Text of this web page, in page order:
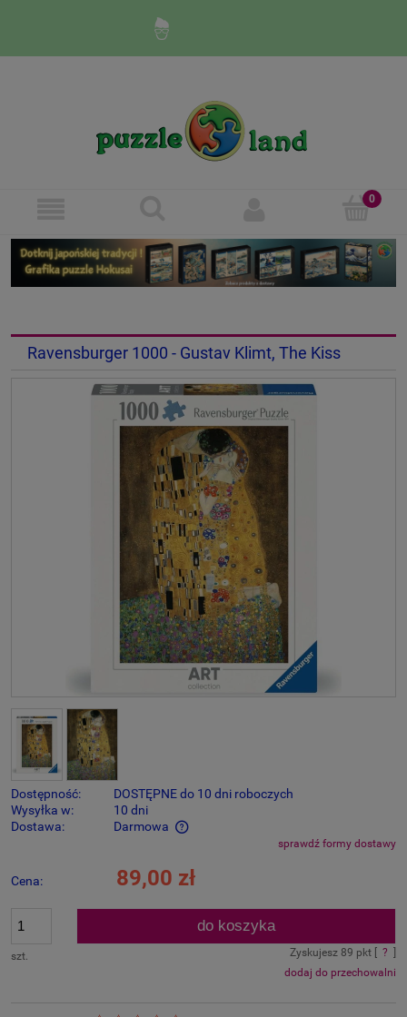
Ravensburger 1000 - Gustav Klimt, The Kiss
Dostępność:
DOSTĘPNE do 10 dni roboczych
Wysyłka w:
10 dni
Dostawa:
Darmowa
Cena nie zawiera ewentualnych kosztów płatnościsprawdź formy dostawy
Cena: 89,00 zł
szt.
do koszyka
Zyskujesz 89 pkt [ ? ]
dodaj do przechowalni